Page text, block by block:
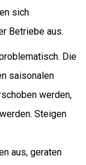
sich
Betriebe aus.
Die
saisonalen
werden,
Steigen
aus, geraten